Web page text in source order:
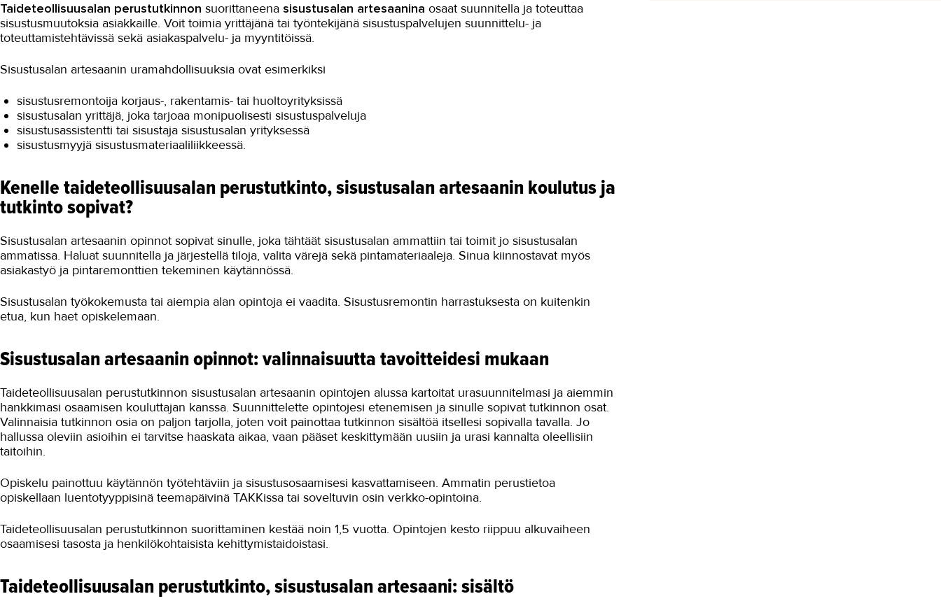
Taideteollisuusalan perustutkinnon suorittaneena sisustusalan artesaanina osaat suunnitella ja toteuttaa
sisustusmuutoksia asiakkaille. Voit toimia yrittäjänä tai työntekijänä sisustuspalvelujen suunnittelu- ja
toteuttamistehtävissä sekä asiakaspalvelu- ja myyntitöissä.
Sisustusalan artesaanin uramahdollisuuksia ovat esimerkiksi
sisustusremontoija korjaus-, rakentamis- tai huoltoyrityksissä
sisustusalan yrittäjä, joka tarjoaa monipuolisesti sisustuspalveluja
sisustusassistentti tai sisustaja sisustusalan yrityksessä
sisustusmyyjä sisustusmateriaaliliikkeessä.
Kenelle taideteollisuusalan perustutkinto, sisustusalan artesaanin koulutus ja
tutkinto sopivat?
Sisustusalan artesaanin opinnot sopivat sinulle, joka tähtäät sisustusalan ammattiin tai toimit jo sisustusalan
ammatissa. Haluat suunnitella ja järjestellä tiloja, valita värejä sekä pintamateriaaleja. Sinua kiinnostavat myös
asiakastyö ja pintaremonttien tekeminen käytännössä.
Sisustusalan työkokemusta tai aiempia alan opintoja ei vaadita. Sisustusremontin harrastuksesta on kuitenkin
etua, kun haet opiskelemaan.
Sisustusalan artesaanin opinnot: valinnaisuutta tavoitteidesi mukaan
Taideteollisuusalan perustutkinnon sisustusalan artesaanin opintojen alussa kartoitat urasuunnitelmasi ja aiemmin
hankkimasi osaamisen kouluttajan kanssa. Suunnittelette opintojesi etenemisen ja sinulle sopivat tutkinnon osat.
Valinnaisia tutkinnon osia on paljon tarjolla, joten voit painottaa tutkinnon sisältöä itsellesi sopivalla tavalla. Jo
hallussa oleviin asioihin ei tarvitse haaskata aikaa, vaan pääset keskittymään uusiin ja urasi kannalta oleellisiin
taitoihin.
Opiskelu painottuu käytännön työtehtäviin ja sisustusosaamisesi kasvattamiseen. Ammatin perustietoa
opiskellaan luentotyyppisinä teemapäivinä TAKKissa tai soveltuvin osin verkko-opintoina.
Taideteollisuusalan perustutkinnon suorittaminen kestää noin 1,5 vuotta. Opintojen kesto riippuu alkuvaiheen
osaamisesi tasosta ja henkilökohtaisista kehittymistaidoistasi.
Taideteollisuusalan perustutkinto, sisustusalan artesaani: sisältö